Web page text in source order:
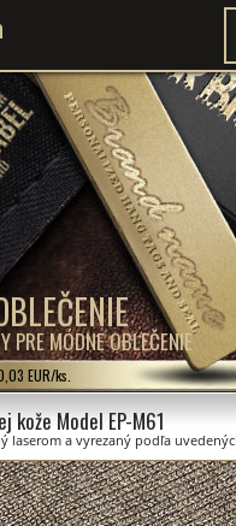
PRE MÓDNE OBLEČENIE
EUR/ks.
kože Model EP-M61
laserom a vyrezaný podľa